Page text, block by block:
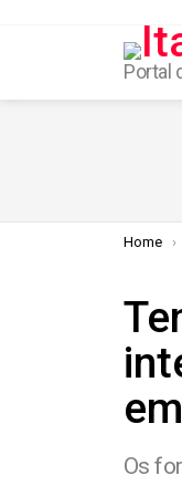
Portal
You are
Home
Os